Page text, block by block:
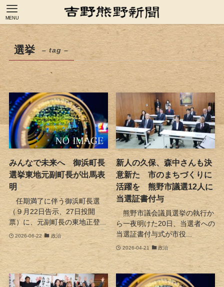
MENU
選挙 – tag –
みんなで未来へ 御浜町長
選挙東地元副町長が出馬表
明
任期満了に伴う御浜町長選
（９月22日告示、27日投開
票）に、元副町長の東地正登...
2026-06-22 政治
新人の久保、森中さんも決
意新た 市のまちづくりに
活躍を 熊野市議選12人に
当選証書付与
熊野市議会議員選挙の執行か
ら一夜明けた20日、当選者への
当選証書付与式が市役...
2026-04-21 政治